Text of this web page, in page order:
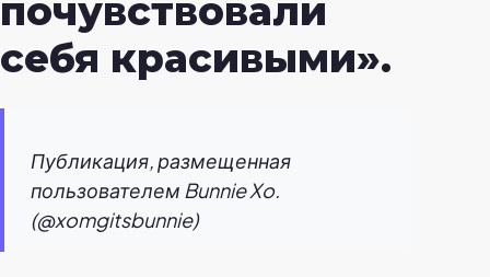
почувствовали
себя красивыми».
Публикация, размещенная
пользователем Bunnie Xo.
(@xomgitsbunnie)